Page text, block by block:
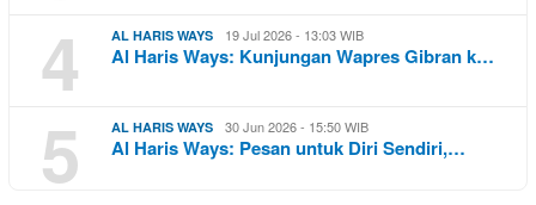
4 AL HARIS WAYS 19 Jul 2026 - 13:03 WIB
Al Haris Ways: Kunjungan Wapres Gibran k…
5 AL HARIS WAYS 30 Jun 2026 - 15:50 WIB
Al Haris Ways: Pesan untuk Diri Sendiri,…